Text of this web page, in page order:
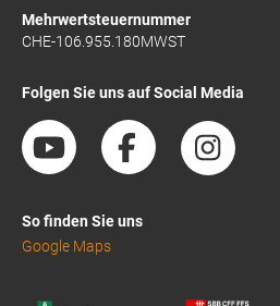
Mehrwertsteuernummer
CHE-106.955.180MWST
Folgen Sie uns auf Social Media
So finden Sie uns
Google Maps